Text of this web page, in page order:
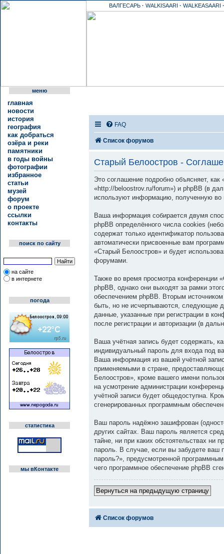
ВАЛГЕСАРЬ · WALKISAARI · WALKEASAARI ·
меню
главная
новости
история
география
как добраться
озёра и реки
памятники
в годы войны
фотографии
избранное
статьи
музей
форум
о проекте
ссылки
контакты
поиск по сайту
на сайте
в интернете
погода
статистика
мы вКонтакте
FAQ
Список форумов
Старый Белоостров -
Это соглашение подробно объясняет,
«http://beloostrov.ru/forum») и phpBB (в
используют информацию, полученную
Ваша информация собирается двумя
phpBB определённого числа cookies
содержат только идентификатор
автоматически присвоенные вам
«Старый Белоостров» и будет
форумами.
Также во время просмотра конференции
phpBB, однако они выходят за рамки
обеспечением phpBB. Вторым
быть, но не исчерпываются, следующие
данные, указанные при регистрации в
после регистрации и авторизации (в
Ваша учётная запись будет содержать,
индивидуальный пароль для входа под
Ваша информация из вашей учётной
применяемыми в стране,
Белоостров», кроме вашего имени
на усмотрение администрации
учётной записи будет общедоступна.
сгенерированных программным
Ваш пароль надёжно зашифрован
других сайтах. Ваш пароль является
тайне, ни при каких обстоятельствах ни
пароль. В случае, если вы забудете ваш
пароль?», предусмотренной
чего программное обеспечение phpBB
Вернуться на предыдущую страницу
Список форумов